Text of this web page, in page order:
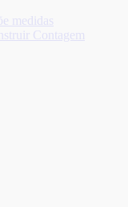
medidas
Contagem